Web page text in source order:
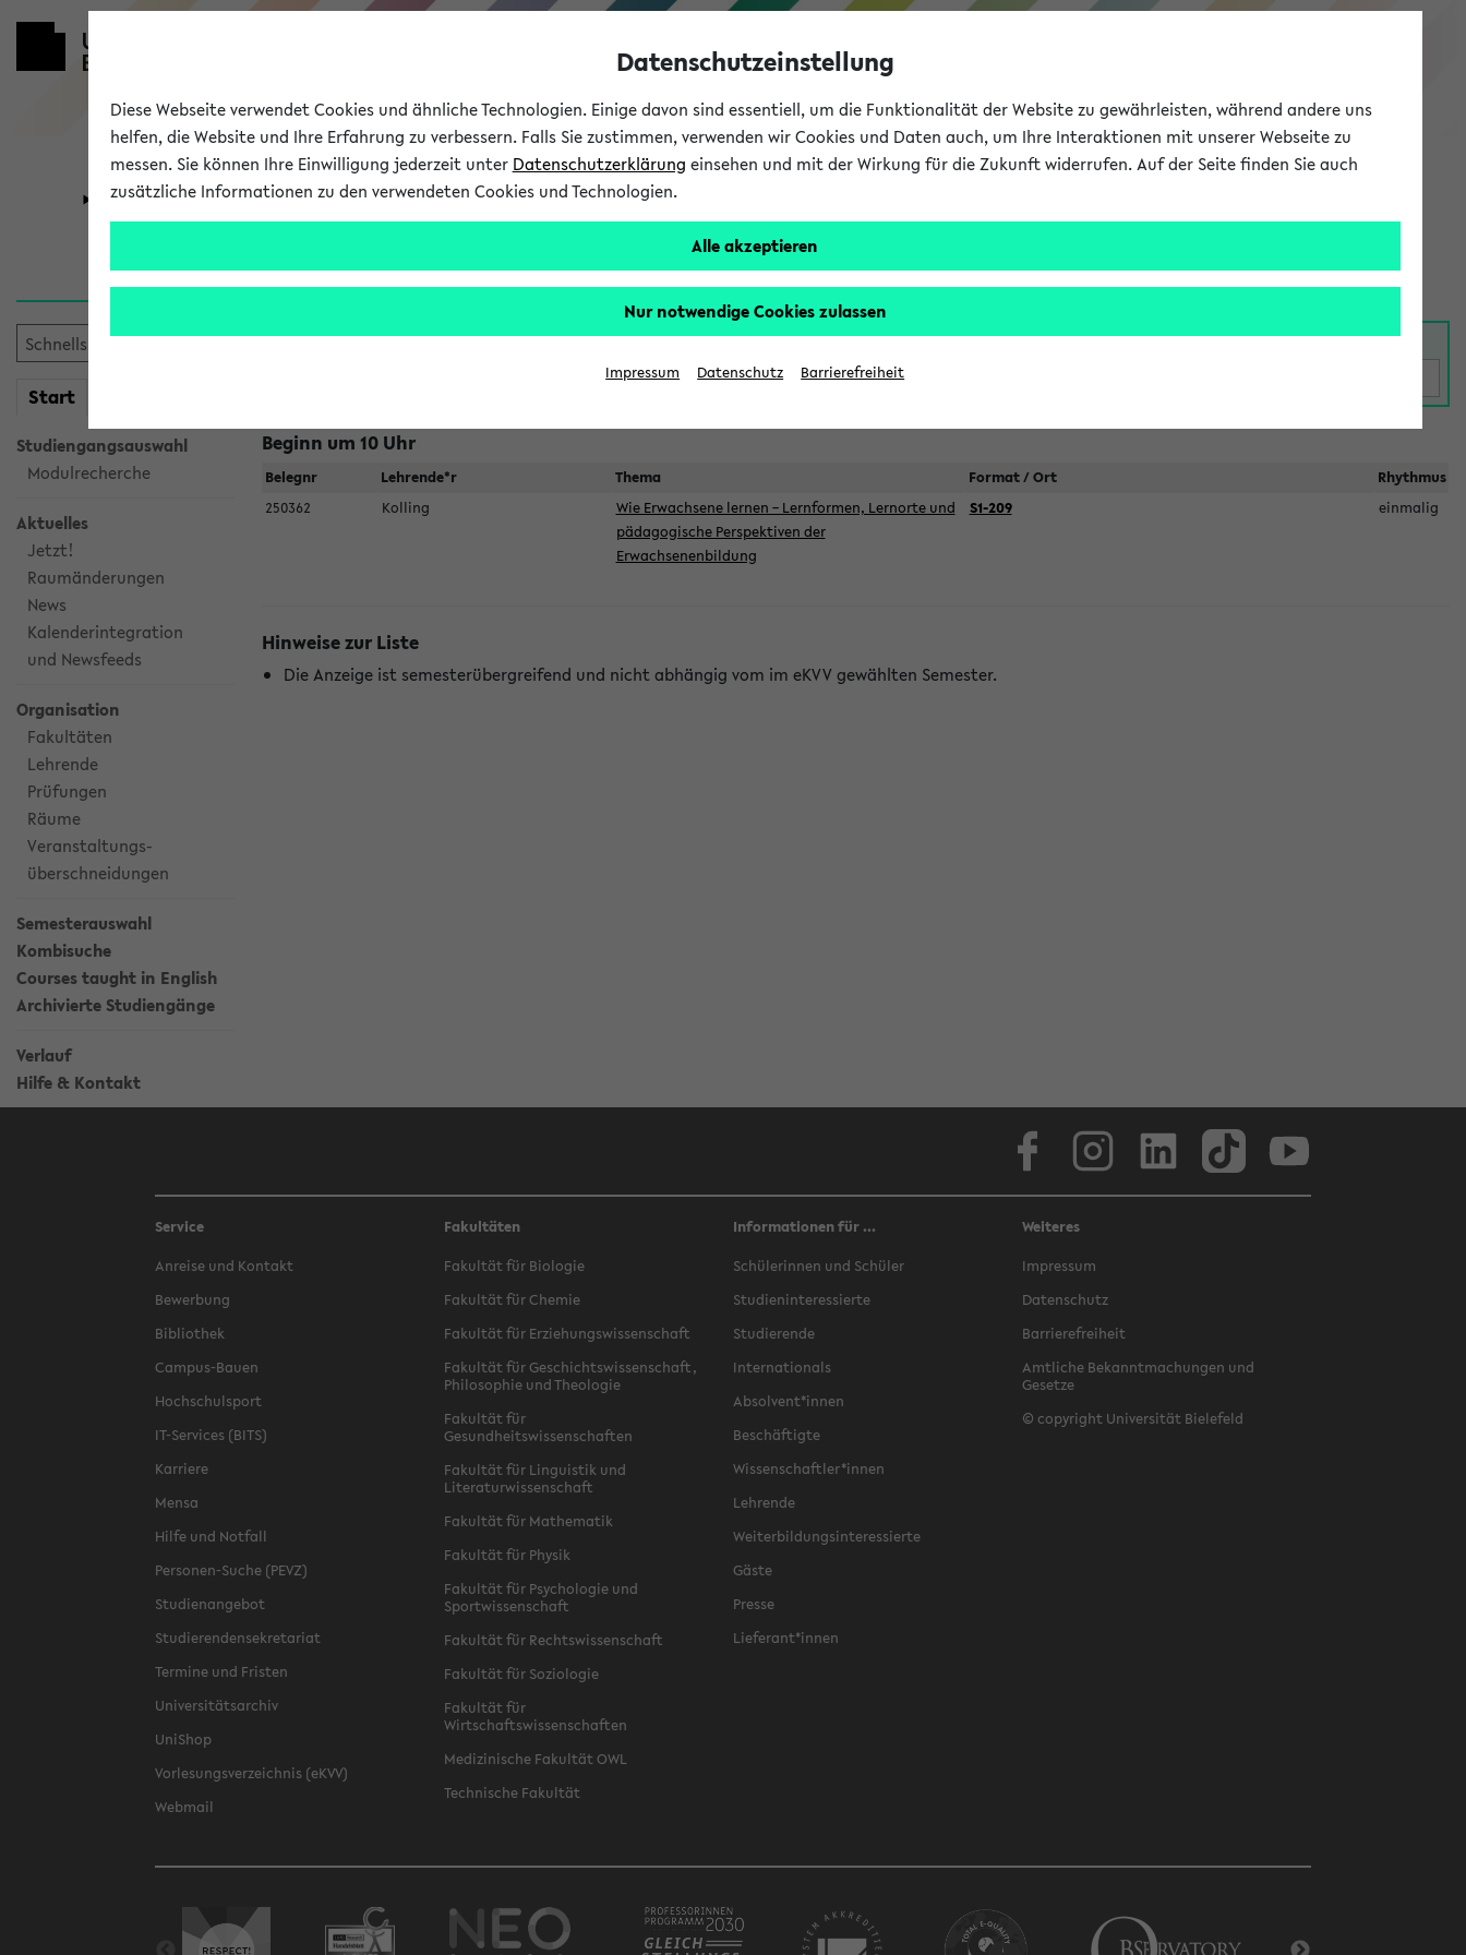
eKVV
Universität Forschung Studium
Start
Studiengangsauswahl
Modulrecherche
Aktuelles
Jetzt!
Raumänderungen
News
Kalenderintegration
und Newsfeeds
Organisation
Fakultäten
Lehrende
Prüfungen
Räume
Veranstaltungs-
überschneidungen
Semesterauswahl
Kombisuche
Courses taught in English
Archivierte Studiengänge
Verlauf
Hilfe & Kontakt
Jetzt und in Kürze stattfindende Veranstaltungen
Suche:
Beginn um 10 Uhr
Belegnr Lehrende*r Thema Format / Ort
Rhythmus
250362
Kolling
Wie Erwachsene lernen – Lernformen, Lernorte und
pädagogische Perspektiven der
Erwachsenenbildung
S1-209 einmalig
Hinweise zur Liste
Die Anzeige ist semesterübergreifend und nicht abhängig vom im eKVV gewählten Semester.
Service
Anreise und Kontakt
Bewerbung
Bibliothek
Campus-Bauen
Hochschulsport
IT-Services (BITS)
Karriere
Mensa
Hilfe und Notfall
Personen-Suche (PEVZ)
Studienangebot
Studierendensekretariat
Termine und Fristen
Universitätsarchiv
UniShop
Vorlesungsverzeichnis (eKVV)
Webmail
Fakultäten
Fakultät für Biologie
Fakultät für Chemie
Fakultät für Erziehungswissenschaft
Fakultät für Geschichtswissenschaft,
Philosophie und Theologie
Fakultät für
Gesundheitswissenschaften
Fakultät für Linguistik und
Literaturwissenschaft
Fakultät für Mathematik
Fakultät für Physik
Fakultät für Psychologie und
Sportwissenschaft
Fakultät für Rechtswissenschaft
Fakultät für Soziologie
Fakultät für
Wirtschaftswissenschaften
Medizinische Fakultät OWL
Technische Fakultät
Informationen für ...
Schülerinnen und Schüler
Studieninteressierte
Studierende
Internationals
Absolvent*innen
Beschäftigte
Wissenschaftler*innen
Lehrende
Weiterbildungsinteressierte
Gäste
Presse
Lieferant*innen
Weiteres
Impressum
Datenschutz
Barrierefreiheit
Amtliche Bekanntmachungen und
Gesetze
© copyright Universität Bielefeld
Datenschutzeinstellung
Diese Webseite verwendet Cookies und ähnliche Technologien. Einige davon sind essentiell, um die Funktionalität der Website zu gewährleisten, während andere uns
helfen, die Website und Ihre Erfahrung zu verbessern. Falls Sie zustimmen, verwenden wir Cookies und Daten auch, um Ihre Interaktionen mit unserer Webseite zu
messen. Sie können Ihre Einwilligung jederzeit unter Datenschutzerklärung einsehen und mit der Wirkung für die Zukunft widerrufen. Auf der Seite finden Sie auch
zusätzliche Informationen zu den verwendeten Cookies und Technologien.
Alle akzeptieren
Nur notwendige Cookies zulassen
Impressum Datenschutz Barrierefreiheit